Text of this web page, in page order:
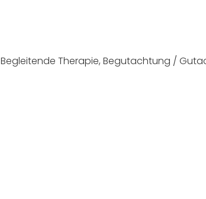
Begleitende Therapie, Begutachtung /